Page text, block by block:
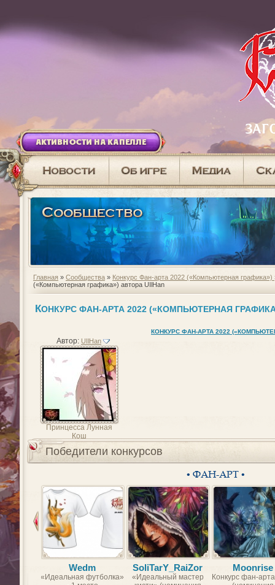
АКТИВНОСТИ НА КАПЕЛЛЕ
Главная » Сообщества » Конкурс Фан-арта 2022 («Компьютерная графика»)
(«Компьютерная графика») автора UIlHan
КОНКУРС ФАН-АРТА 2022 («КОМПЬЮТЕРНАЯ
КОНКУРС ФАН-АРТА 2022
Автор: UIlHan
Принцесса Лунная
Кош
Победители конкурсов
• ФАН-АРТ •
Wedm
«Идеальная футболка»
SoliTarY_RaiZor
«Идеальный мастер
Moonrise
Конкурс фан-